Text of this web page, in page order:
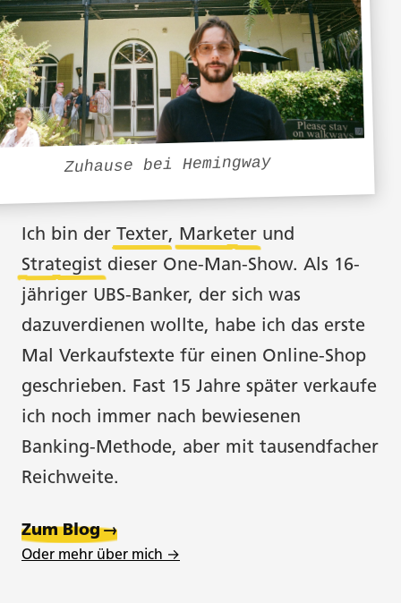
About.
Copywriting.
Zuhause bei Hemingway
Ich bin der Texter, Marketer und
Strategist dieser One-Man-Show. Als 16-
jähriger UBS-Banker, der sich was
dazuverdienen wollte, habe ich das erste
Mal Verkaufstexte für einen Online-Shop
geschrieben. Fast 15 Jahre später verkaufe
ich noch immer nach bewiesenen
Banking-Methode, aber mit tausendfacher
Reichweite.
Zum Blog→
Oder mehr über mich →